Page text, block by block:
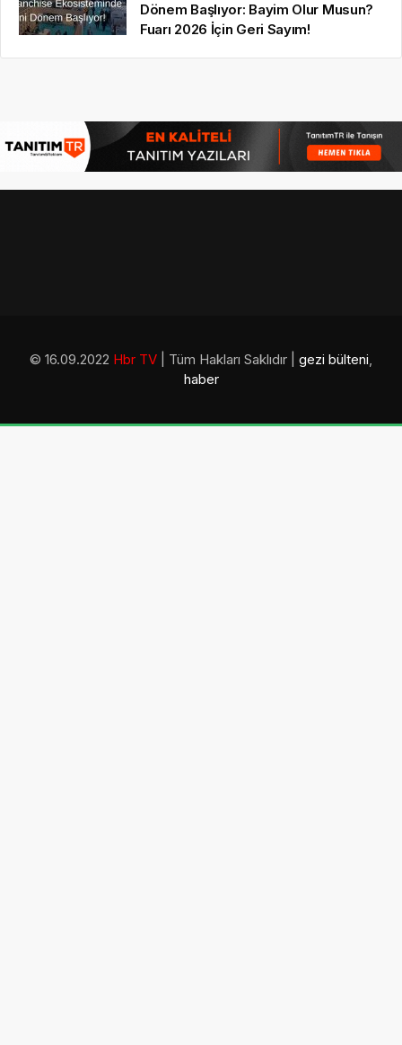
Dönem Başlıyor: Bayim Olur Musun?
Fuarı 2026 İçin Geri Sayım!
© 16.09.2022 Hbr TV | Tüm Hakları Saklıdır | gezi bülteni,
haber